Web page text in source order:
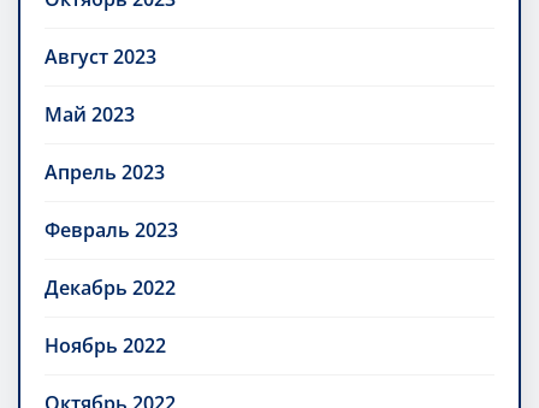
Август 2023
Май 2023
Апрель 2023
Февраль 2023
Декабрь 2022
Ноябрь 2022